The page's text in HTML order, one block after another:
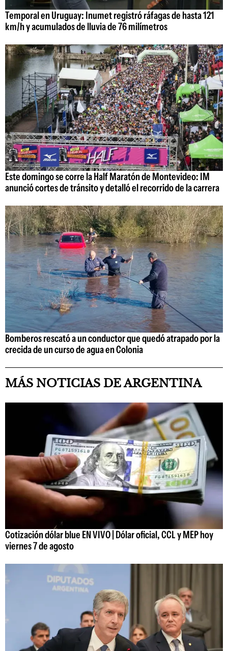
Temporal en Uruguay: Inumet registró ráfagas de hasta 121
km/h y acumulados de lluvia de 76 milímetros
Este domingo se corre la Half Maratón de Montevideo: IM
anunció cortes de tránsito y detalló el recorrido de la carrera
Bomberos rescató a un conductor que quedó atrapado por la
crecida de un curso de agua en Colonia
MÁS NOTICIAS DE ARGENTINA
Cotización dólar blue EN VIVO | Dólar oficial, CCL y MEP hoy
viernes 7 de agosto